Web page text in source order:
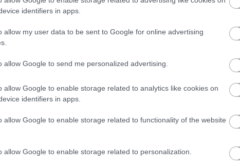
identifiers in apps.
allow my user data to be sent to Google for online advertising
allow Google to send me personalized advertising.
allow Google to enable storage related to analytics like cookies on
identifiers in apps.
allow Google to enable storage related to functionality of the website
allow Google to enable storage related to personalization.
x 699,051)
landskap beresolusi tinggi merakam dua atlet di tengah-
di dalam gimnasium moden yang luas. Komposisi ini